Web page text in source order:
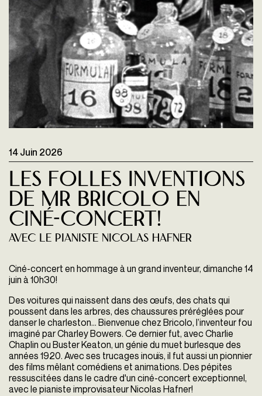
14 Juin 2026
Les folles inventions
de Mr Bricolo en
ciné-concert!
Avec le pianiste Nicolas Hafner
Ciné-concert en hommage à un grand inventeur, dimanche 14
juin à 10h30!
Des voitures qui naissent dans des œufs, des chats qui
poussent dans les arbres, des chaussures préréglées pour
danser le charleston… Bienvenue chez Bricolo, l’inventeur fou
imaginé par Charley Bowers. Ce dernier fut, avec Charlie
Chaplin ou Buster Keaton, un génie du muet burlesque des
années 1920. Avec ses trucages inouïs, il fut aussi un pionnier
des films mêlant comédiens et animations. Des pépites
ressuscitées dans le cadre d'un ciné-concert exceptionnel,
avec le pianiste improvisateur Nicolas Hafner!